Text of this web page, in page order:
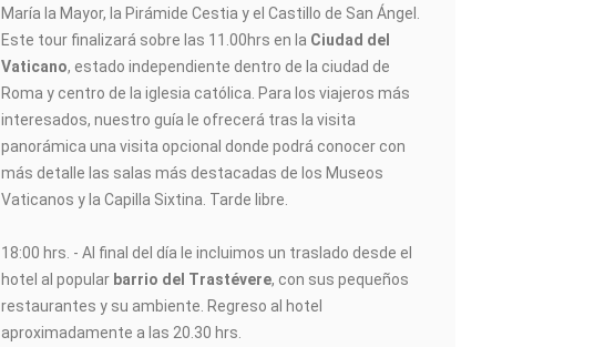
María la Mayor, la Pirámide Cestia y el Castillo de San Ángel.
Este tour finalizará sobre las 11.00hrs en la Ciudad del
Vaticano, estado independiente dentro de la ciudad de
Roma y centro de la iglesia católica. Para los viajeros más
interesados, nuestro guía le ofrecerá tras la visita
panorámica una visita opcional donde podrá conocer con
más detalle las salas más destacadas de los Museos
Vaticanos y la Capilla Sixtina. Tarde libre.
18:00 hrs. - Al final del día le incluimos un traslado desde el
hotel al popular barrio del Trastévere, con sus pequeños
restaurantes y su ambiente. Regreso al hotel
aproximadamente a las 20.30 hrs.